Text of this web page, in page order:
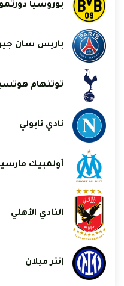
بوروسيا
باريس سان
توتنهام
نادي نابولي
أولمبيك
النادي الأهلي
إنتر ميلان